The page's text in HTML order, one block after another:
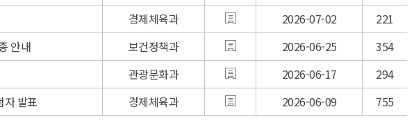
경제체육과 2026-07-02
221
안내 보건정책과 2026-06-25
354
관광문화과 2026-06-17
294
자 발표 경제체육과 2026-06-09 755